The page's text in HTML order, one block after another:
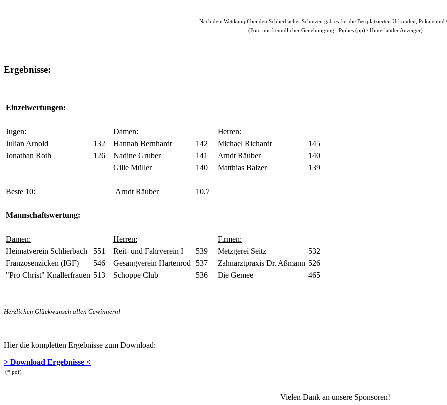
Nach dem Wettkampf bei den Schlierbacher Schützen gab es für die Bestplatzierten Urkunden, Pokale und
(Foto mit freundlicher Genehmigung : Piplies (pp) / Hinterländer Anzeiger)
Ergebnisse:
Einzelwertungen:
Jugen: Damen:
Herren:
Julian Arnold
132 Hannah Bernhardt 142 Michael Richardt
145
Jonathan Roth
126 Nadine Gruber 141 Arndt Räuber
140
Gille Müller
140 Matthias Balzer 139
Beste 10: Arndt Räuber 10,7
Mannschaftswertung:
Damen: Herren:
Firmen:
Heimatverein Schlierbach
551 Reit- und Fahrverein I 539 Metzgerei Seitz
532
Franzosenzicken (IGF)
546 Gesangverein Hartenrod 537 Zahnarztpraxis Dr. Aßmann 526
"Pro Christ" Knallerfrauen 513 Schoppe Club 536 Die Gemee 465
Herzlichen Glückwunsch allen Gewinnern!
Hier die kompletten Ergebnisse zum Download:
> Download Ergebnisse <
(*.pdf)
Vielen Dank an unsere Sponsoren!